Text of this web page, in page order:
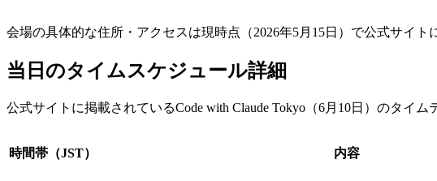
会場の具体的な住所・アクセスは現時点（2026年5月15日）で公式サイト
当日のタイムスケジュール詳細
公式サイトに掲載されているCode with Claude Tokyo（6月10日）のタイ
時間帯（JST） 内容